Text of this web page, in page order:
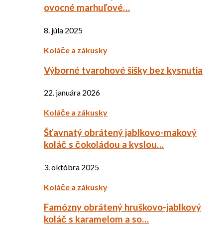
ovocné marhuľové…
8. júla 2025
Koláče a zákusky
Výborné tvarohové šišky bez kysnutia
22. januára 2026
Koláče a zákusky
Šťavnatý obrátený jablkovo-makový
koláč s čokoládou a kyslou…
3. októbra 2025
Koláče a zákusky
Famózny obrátený hruškovo-jablkový
koláč s karamelom a so…